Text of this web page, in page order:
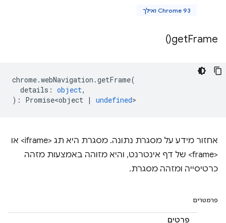
Chrome 93 ואילך
getFrame(
)
chrome.webNavigation .getFrame(
details : object,
) : Promise<object | undefined>
אחזור מידע על מסגרת נתונה. מסגרת היא תג <iframe> או
<frame> של דף אינטרנט, והיא מזוהה באמצעות מזהה
כרטיסייה ומזהה מסגרת.
פרמטרים
פרטים